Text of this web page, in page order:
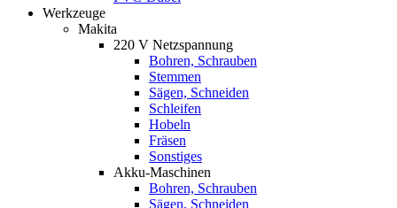
Werkzeuge
Makita
220 V Netzspannung
Bohren, Schrauben
Stemmen
Sägen, Schneiden
Schleifen
Hobeln
Fräsen
Sonstiges
Akku-Maschinen
Bohren, Schrauben
Sägen, Schneiden